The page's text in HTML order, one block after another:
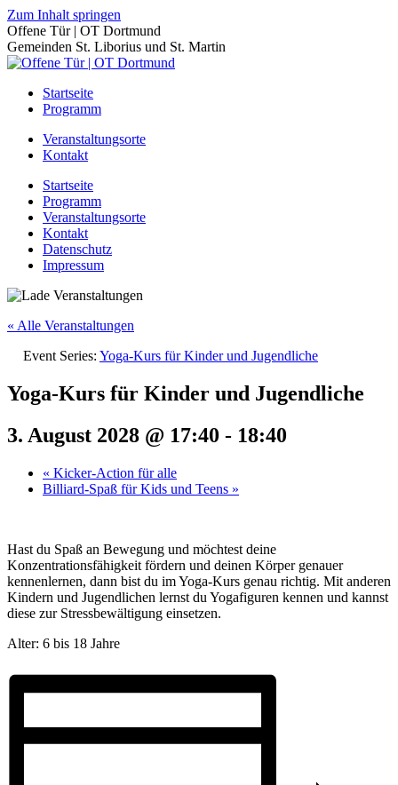
Zum Inhalt springen
Offene Tür | OT Dortmund
Gemeinden St. Liborius und St. Martin
Startseite
Programm
Veranstaltungsorte
Kontakt
Startseite
Programm
Veranstaltungsorte
Kontakt
Datenschutz
Impressum
« Alle Veranstaltungen
Event Series: Yoga-Kurs für Kinder und Jugendliche
Yoga-Kurs für Kinder und Jugendliche
3. August 2028 @ 17:40 - 18:40
« Kicker-Action für alle
Billiard-Spaß für Kids und Teens »
Hast du Spaß an Bewegung und möchtest deine
Konzentrationsfähigkeit fördern und deinen Körper genauer
kennenlernen, dann bist du im Yoga-Kurs genau richtig. Mit anderen
Kindern und Jugendlichen lernst du Yogafiguren kennen und kannst
diese zur Stressbewältigung einsetzen.
Alter: 6 bis 18 Jahre